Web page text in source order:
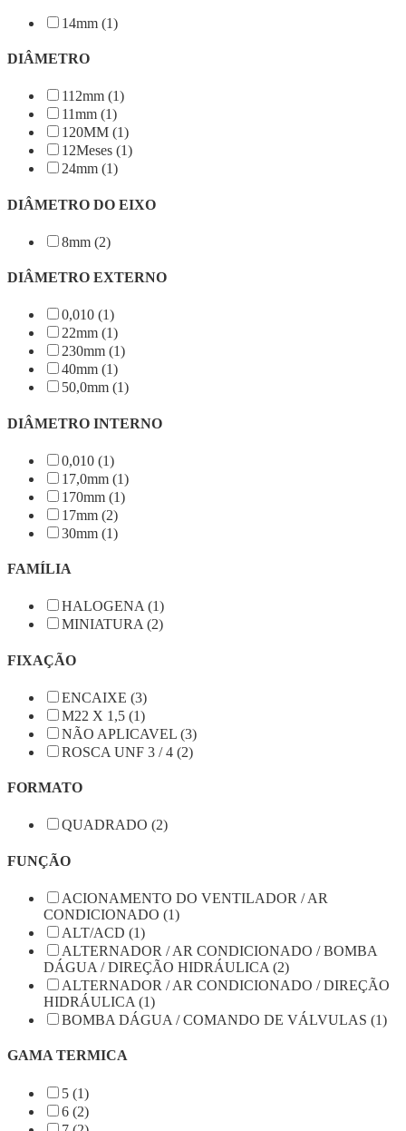
14mm (1)
DIÂMETRO
112mm (1)
11mm (1)
120MM (1)
12Meses (1)
24mm (1)
DIÂMETRO DO EIXO
8mm (2)
DIÂMETRO EXTERNO
0,010 (1)
22mm (1)
230mm (1)
40mm (1)
50,0mm (1)
DIÂMETRO INTERNO
0,010 (1)
17,0mm (1)
170mm (1)
17mm (2)
30mm (1)
FAMÍLIA
HALOGENA (1)
MINIATURA (2)
FIXAÇÃO
ENCAIXE (3)
M22 X 1,5 (1)
NÃO APLICAVEL (3)
ROSCA UNF 3 / 4 (2)
FORMATO
QUADRADO (2)
FUNÇÃO
ACIONAMENTO DO VENTILADOR / AR
CONDICIONADO (1)
ALT/ACD (1)
ALTERNADOR / AR CONDICIONADO / BOMBA
DÁGUA / DIREÇÃO HIDRÁULICA (2)
ALTERNADOR / AR CONDICIONADO / DIREÇÃO
HIDRÁULICA (1)
BOMBA DÁGUA / COMANDO DE VÁLVULAS (1)
GAMA TERMICA
5 (1)
6 (2)